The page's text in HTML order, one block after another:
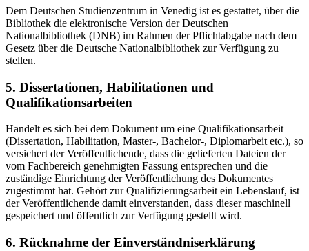
Dem Deutschen Studienzentrum in Venedig ist es gestattet, über die
Bibliothek die elektronische Version der Deutschen
Nationalbibliothek (DNB) im Rahmen der Pflichtabgabe nach dem
Gesetz über die Deutsche Nationalbibliothek zur Verfügung zu
stellen.
5. Dissertationen, Habilitationen und
Qualifikationsarbeiten
Handelt es sich bei dem Dokument um eine Qualifikationsarbeit
(Dissertation, Habilitation, Master-, Bachelor-, Diplomarbeit etc.), so
versichert der Veröffentlichende, dass die gelieferten Dateien der
vom Fachbereich genehmigten Fassung entsprechen und die
zuständige Einrichtung der Veröffentlichung des Dokumentes
zugestimmt hat. Gehört zur Qualifizierungsarbeit ein Lebenslauf, ist
der Veröffentlichende damit einverstanden, dass dieser maschinell
gespeichert und öffentlich zur Verfügung gestellt wird.
6. Rücknahme der Einverständniserklärung